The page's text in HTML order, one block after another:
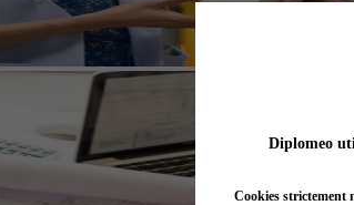
Diplomeo
Cookies strictement